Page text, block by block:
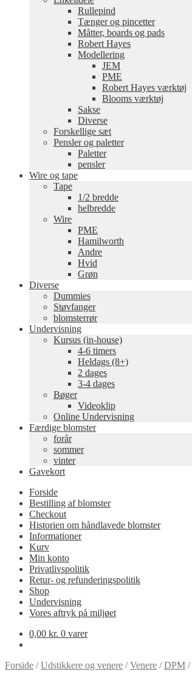
Rullepind
Tænger og pincetter
Måtter, boards og pads
Robert Hayes
Modellering
JEM
PME
Robert Hayes værktøj
Blooms værktøj
Sakse
Diverse
Forskellige sæt
Pensler og paletter
Paletter
pensler
Wire og tape
Tape
1/2 bredde
helbredde
Wire
PME
Hamilworth
Andre
Hvid
Grøn
Diverse
Dummies
Støvfanger
blomsterrør
Undervisning
Kursus (in-house)
4-6 timers
Heldags (8+)
2 dages
3-4 dages
Bøger
Videoklip
Online Undervisning
Færdige blomster
forår
sommer
vinter
Gavekort
Forside
Bestilling af blomster
Checkout
Historien om håndlavede blomster
Informationer
Kurv
Min konto
Privatlivspolitik
Retur- og refunderingspolitik
Shop
Undervisning
Vores aftryk på miljøet
0,00 kr. 0 varer
Forside /Udstikkere og venere /Venere /DPM /